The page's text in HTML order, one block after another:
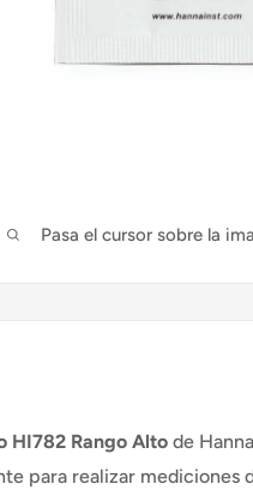
Pasa el cursor sobre la
HI782 Rango Alto de
para realizar mediciones